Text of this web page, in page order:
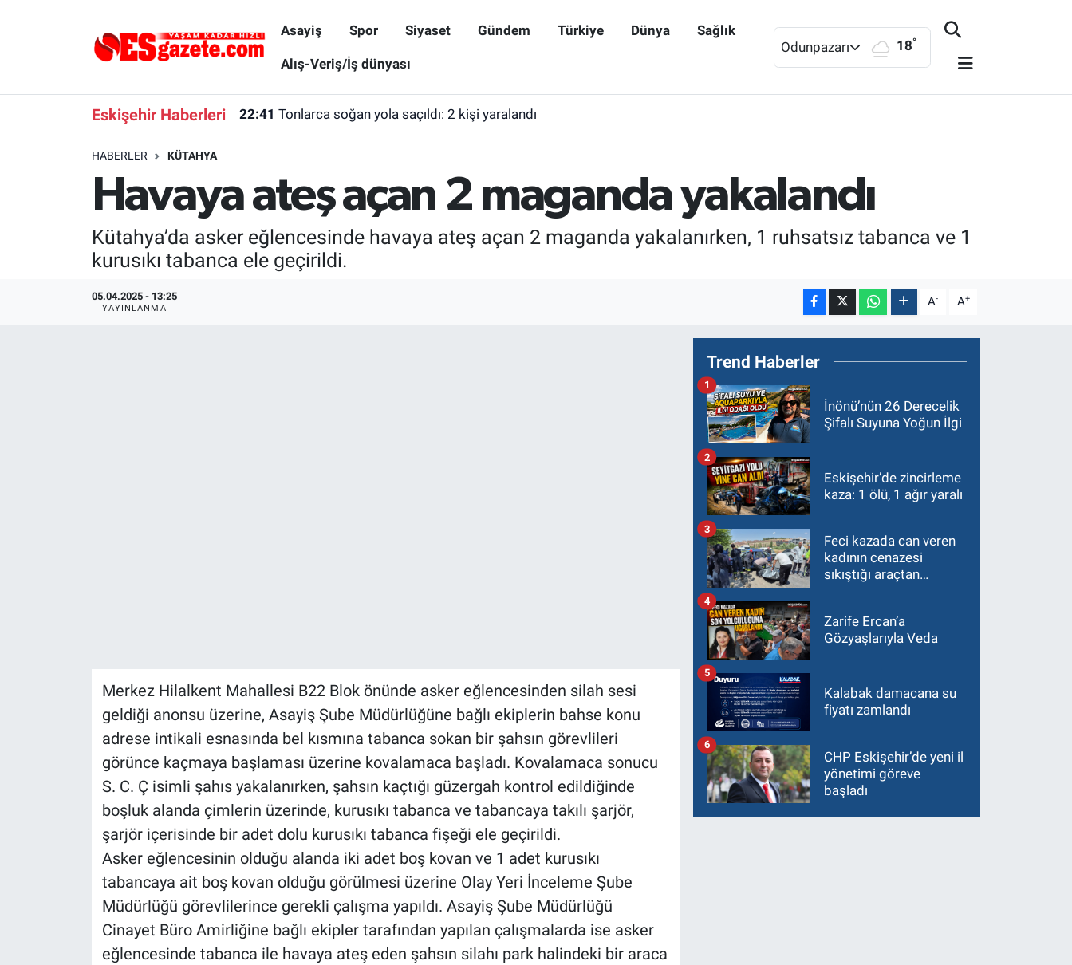
Asayiş Spor Siyaset Gündem Türkiye Dünya Sağlık
Alış-Veriş/İş dünyası
Odunpazarı 18°
Eskişehir Haberleri 22:41 Tonlarca soğan yola saçıldı: 2 kişi yaralandı
HABERLER KÜTAHYA
Havaya ateş açan 2 maganda yakalandı
Kütahya’da asker eğlencesinde havaya ateş açan 2 maganda yakalanırken, 1 ruhsatsız tabanca ve 1
kurusıkı tabanca ele geçirildi.
05.04.2025 - 13:25
YAYINLANMA A- A+
Merkez Hilalkent Mahallesi B22 Blok önünde asker eğlencesinden silah sesi
geldiği anonsu üzerine, Asayiş Şube Müdürlüğüne bağlı ekiplerin bahse konu
adrese intikali esnasında bel kısmına tabanca sokan bir şahsın görevlileri
görünce kaçmaya başlaması üzerine kovalamaca başladı. Kovalamaca sonucu
S. C. Ç isimli şahıs yakalanırken, şahsın kaçtığı güzergah kontrol edildiğinde
boşluk alanda çimlerin üzerinde, kurusıkı tabanca ve tabancaya takılı şarjör,
şarjör içerisinde bir adet dolu kurusıkı tabanca fişeği ele geçirildi.
Asker eğlencesinin olduğu alanda iki adet boş kovan ve 1 adet kurusıkı
tabancaya ait boş kovan olduğu görülmesi üzerine Olay Yeri İnceleme Şube
Müdürlüğü görevlilerince gerekli çalışma yapıldı. Asayiş Şube Müdürlüğü
Cinayet Büro Amirliğine bağlı ekipler tarafından yapılan çalışmalarda ise asker
eğlencesinde tabanca ile havaya ateş eden şahsın silahı park halindeki bir araca
Trend Haberler
İnönü’nün 26 Derecelik
Şifalı Suyuna Yoğun İlgi
1
Eskişehir’de zincirleme
kaza: 1 ölü, 1 ağır yaralı
2
Feci kazada can veren
kadının cenazesi
sıkıştığı araçtan
3
Zarife Ercan’a
Gözyaşlarıyla Veda
4
Kalabak damacana su
fiyatı zamlandı
5
CHP Eskişehir’de yeni il
yönetimi göreve
başladı
6
Eskişehirspor Arşivi
Röportaj
Ekonomi
Bilim ve Teknoloji
Eskişehir Nöbetçi Eczaneler
Süper Lig Puan Durumu ve Fikstür
Son Dakika Haberleri
Haber Arşivi